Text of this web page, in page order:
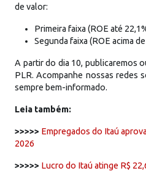
de valor:
Primeira faixa (ROE até
Segunda faixa (ROE acima
A partir do dia 10, publicaremos
PLR. Acompanhe nossas redes
sempre bem-informado.
Leia também:
>>>>> Empregados do Itaú
2026
>>>>> Lucro do Itaú atinge R$